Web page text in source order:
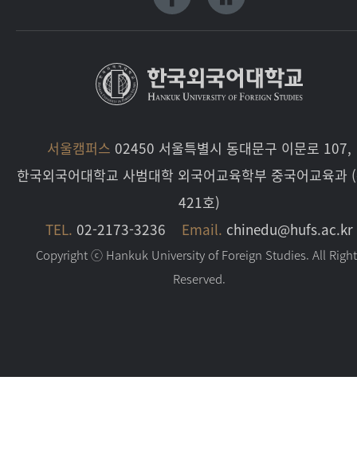
서울캠퍼스 02450 서울특별시 동대문구 이문로 107,
한국외국어대학교 사범대학 외국어교육학부 중국어교육과
421호)
TEL. 02-2173-3236 Email. chinedu@hufs.ac.kr
Copyright ⓒ Hankuk University of Foreign Studies. All
Reserved.